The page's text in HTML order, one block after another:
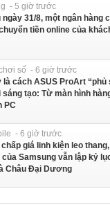
- 5 giờ trước
ngày 31/8, một ngân hàng
tiền online của
số - 6 giờ trước
là cách ASUS ProArt “phủ
sáng tạo: Từ màn hình
PC
- 6 giờ trước
giá linh kiện leo
của Samsung vẫn lập kỷ
Châu Đại Dương